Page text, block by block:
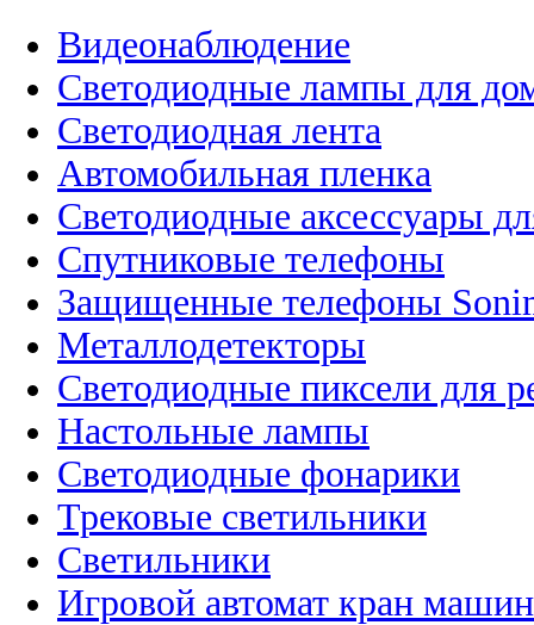
Видеонаблюдение
Светодиодные лампы для
Светодиодная лента
Автомобильная пленка
Светодиодные аксессуары
Спутниковые телефоны
Защищенные телефоны
Металлодетекторы
Светодиодные пиксели для
Настольные лампы
Светодиодные фонарики
Трековые светильники
Светильники
Игровой автомат кран